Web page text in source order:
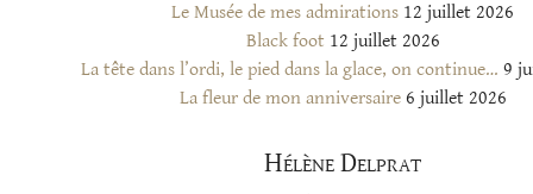
Le Musée de mes admirations 12 juillet 2026
Black foot 12 juillet 2026
La tête dans l’ordi, le pied dans la glace, on continue… 9
La fleur de mon anniversaire 6 juillet 2026
Hélène Delprat